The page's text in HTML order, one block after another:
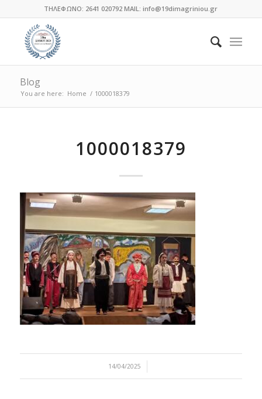
ΤΗΛΕΦΩΝΟ: 2641 020792 MAIL: info@19dimagriniou.gr
Blog
You are here: Home / 1000018379
1000018379
14/04/2025
/